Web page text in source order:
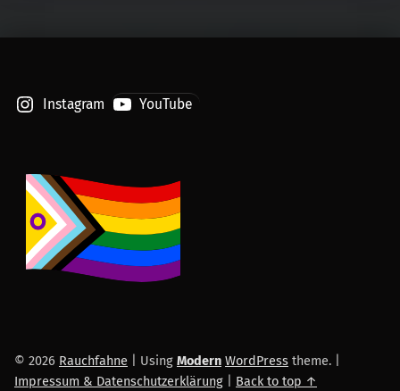
Instagram YouTube
© 2026 Rauchfahne Using Modern WordPress theme.
Impressum & Datenschutzerklärung
Back to top ↑